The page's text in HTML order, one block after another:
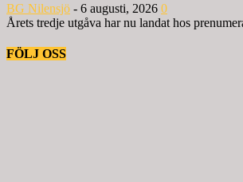
BG Nilensjö - 6 augusti, 2026 0
Årets tredje utgåva har nu landat hos
FÖLJ OSS